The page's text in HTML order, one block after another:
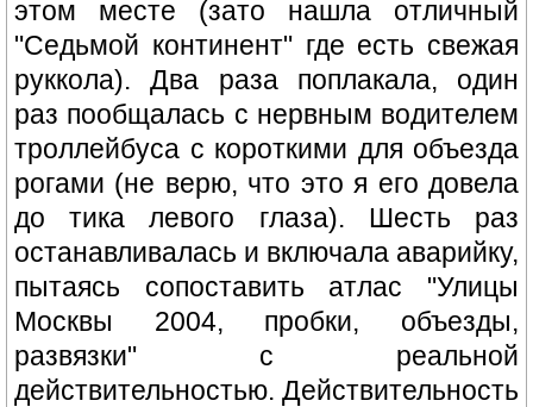
этом месте (зато нашла отличный
"Седьмой континент" где есть свежая
руккола). Два раза поплакала, один
раз пообщалась с нервным водителем
троллейбуса с короткими для объезда
рогами (не верю, что это я его довела
до тика левого глаза). Шесть раз
останавливалась и включала аварийку,
пытаясь сопоставить атлас "Улицы
Москвы 2004, пробки, объезды,
развязки" с реальной
действительностью. Действительность